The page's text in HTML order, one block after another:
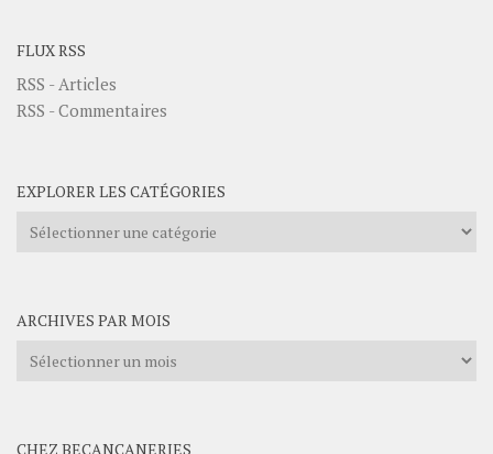
FLUX RSS
RSS - Articles
RSS - Commentaires
EXPLORER LES CATÉGORIES
Explorer
ARCHIVES PAR MOIS
Archives
CHEZ BECANCANERIES